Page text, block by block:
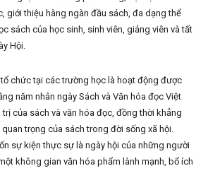
giới thiệu hàng ngàn đầu sách, đa dạng thể
sách của học sinh, sinh viên, giảng viên và tất
Hội.
chức tại các trường học là hoạt động được
năm nhân ngày Sách và Văn hóa đọc Việt
của sách và văn hóa đọc, đồng thời khẳng
trọng của sách trong đời sống xã hội.
sự kiện thực sự là ngày hội của những người
không gian văn hóa phẩm lành mạnh, bổ ích